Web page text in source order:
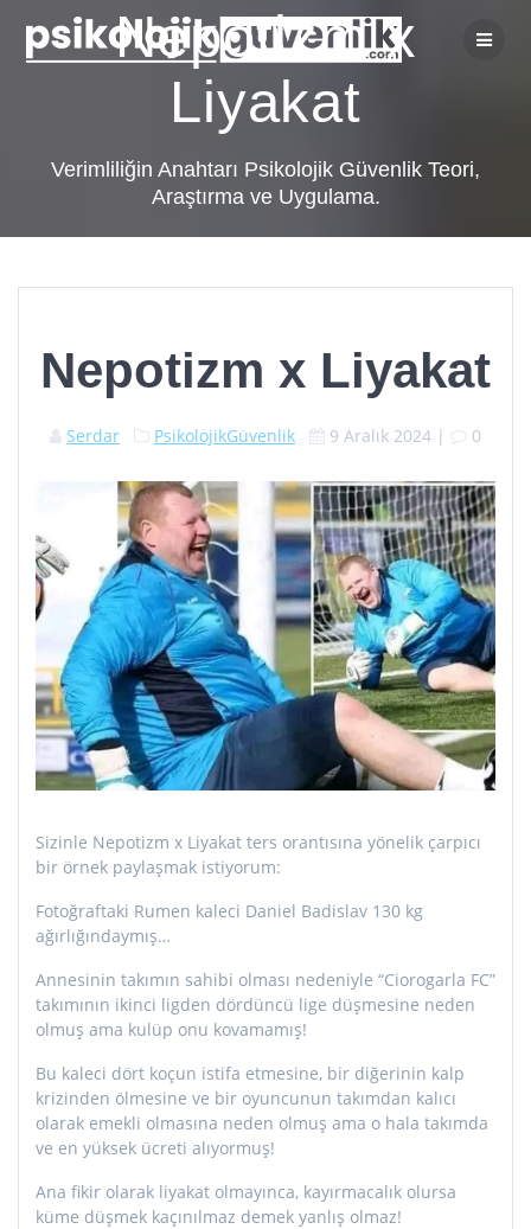
Skip
to
content
Nepotizm x
Liyakat
Verimliliğin Anahtarı Psikolojik Güvenlik Teori,
Araştırma ve Uygulama.
Nepotizm x Liyakat
Serdar PsikolojikGüvenlik 9 Aralık 2024 | 0
Sizinle Nepotizm x Liyakat ters orantısına yönelik çarpıcı
bir örnek paylaşmak istiyorum:
Fotoğraftaki Rumen kaleci Daniel Badislav 130 kg
ağırlığındaymış…
Annesinin takımın sahibi olması nedeniyle “Ciorogarla FC”
takımının ikinci ligden dördüncü lige düşmesine neden
olmuş ama kulüp onu kovamamış!
Bu kaleci dört koçun istifa etmesine, bir diğerinin kalp
krizinden ölmesine ve bir oyuncunun takımdan kalıcı
olarak emekli olmasına neden olmuş ama o hala takımda
ve en yüksek ücreti alıyormuş!
Ana fikir olarak liyakat olmayınca, kayırmacalık olursa
küme düşmek kaçınılmaz demek yanlış olmaz!